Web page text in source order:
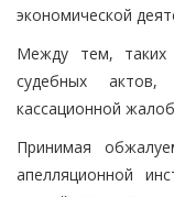
экономической
Между тем, таких
судебных
кассационной
Принимая
апелляционной